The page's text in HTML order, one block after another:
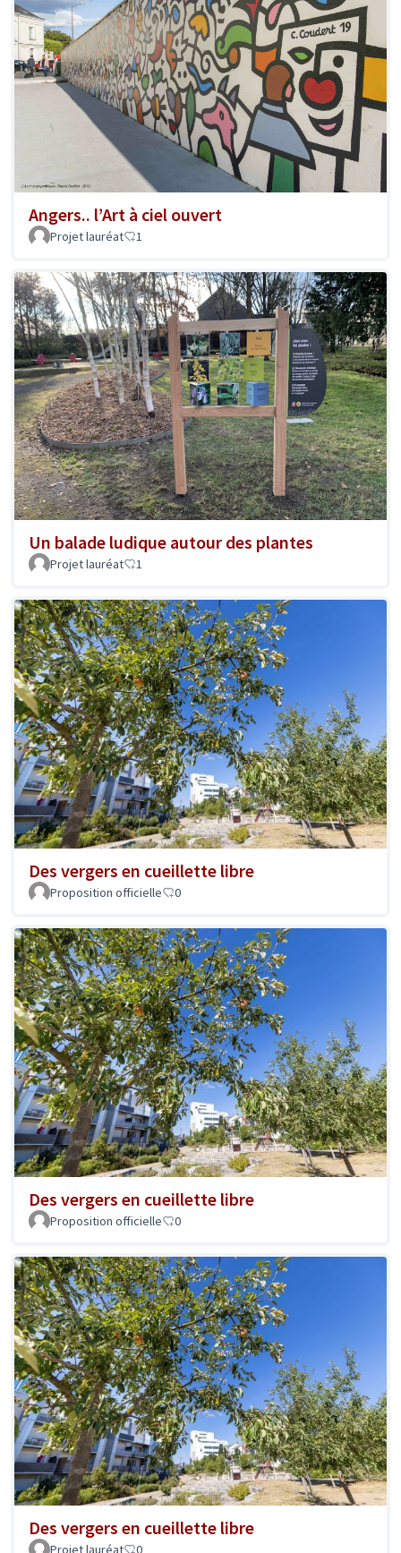
Angers.. l’Art à ciel ouvert
Projet lauréat 1
Un balade ludique autour des plantes
Projet lauréat 1
Des vergers en cueillette libre
Proposition officielle 0
Des vergers en cueillette libre
Proposition officielle 0
Des vergers en cueillette libre
Projet lauréat 0